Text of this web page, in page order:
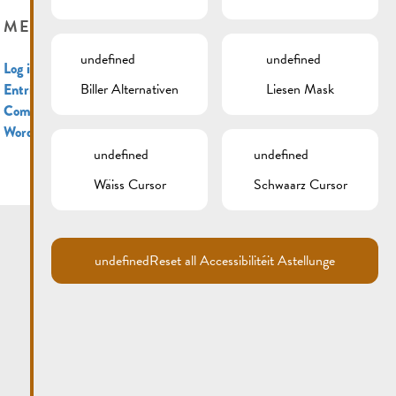
META
Log in
Entries feed
Comments feed
WordPress.org
undefined
Biller Alternativen
undefined
Liesen Mask
undefined
Wäiss Cursor
undefined
Schwaarz Cursor
undefinedReset all Accessibilitéit Astellunge